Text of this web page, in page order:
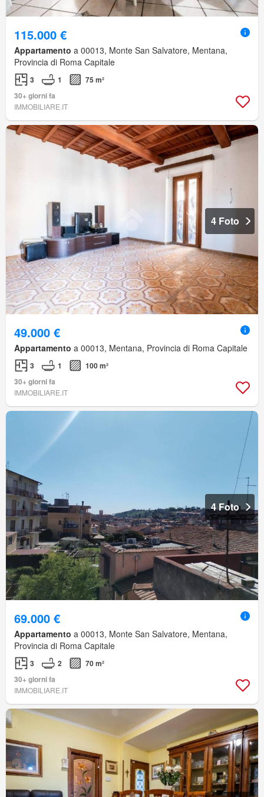
115.000 €
Appartamento a 00013, Monte San Salvatore, Mentana,
Provincia di Roma Capitale
3 1
75 m²
30+ giorni fa
IMMOBILIARE.IT
4 Foto
49.000 €
Appartamento a 00013, Mentana, Provincia di Roma Capitale
3 1
100 m²
30+ giorni fa
IMMOBILIARE.IT
4 Foto
69.000 €
Appartamento a 00013, Monte San Salvatore, Mentana,
Provincia di Roma Capitale
3 2
70 m²
30+ giorni fa
IMMOBILIARE.IT